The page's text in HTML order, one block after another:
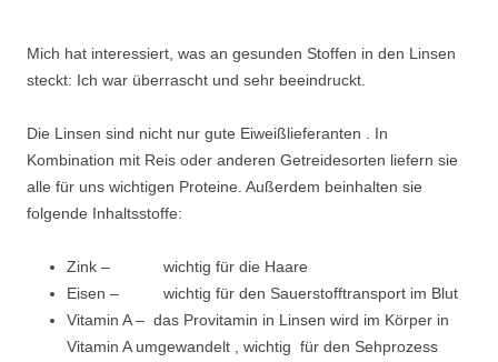
Mich hat interessiert, was an gesunden Stoffen in den Linsen
steckt: Ich war überrascht und sehr beeindruckt.
Die Linsen sind nicht nur gute Eiweißlieferanten . In
Kombination mit Reis oder anderen Getreidesorten liefern sie
alle für uns wichtigen Proteine. Außerdem beinhalten sie
folgende Inhaltsstoffe:
Zink – wichtig für die Haare
Eisen – wichtig für den Sauerstofftransport im Blut
Vitamin A – das Provitamin in Linsen wird im Körper in
Vitamin A umgewandelt , wichtig für den Sehprozess